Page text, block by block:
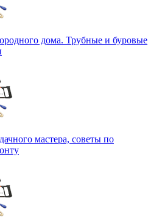
дома. Трубные и буровые
мастера, советы по